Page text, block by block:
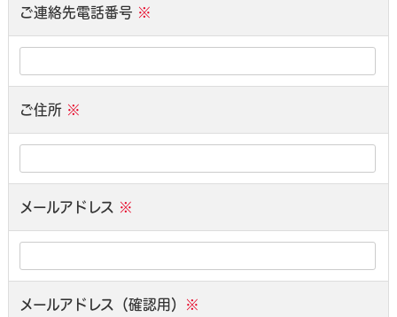
ご連絡先電話番号 ※
ご住所 ※
メールアドレス ※
メールアドレス（確認用） ※